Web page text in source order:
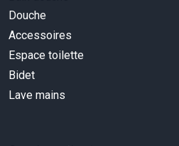
Douche
Accessoires
Espace toilette
Bidet
Lave mains